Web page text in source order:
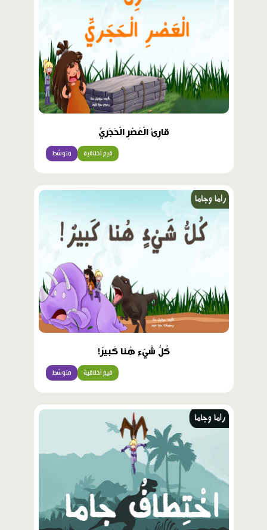
قارِئُ الْعَصْرِ الْحَجَريِّ
متوسّط قيم أخلاقية
كُلُّ شَيْءٍ هُنا كَبيرٌ!
متوسّط قيم أخلاقية
محتوى
مميّز